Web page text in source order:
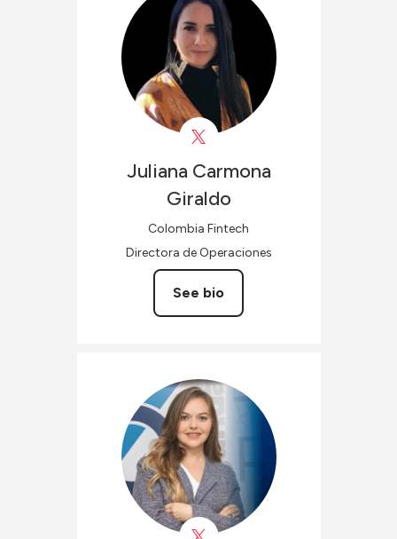
Juliana Carmona
Giraldo
Colombia Fintech
Directora de Operaciones
See bio